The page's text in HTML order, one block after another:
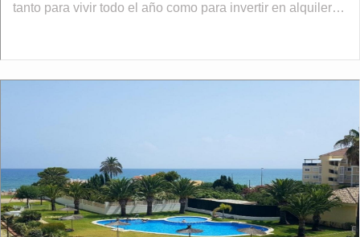
tanto para vivir todo el año como para invertir en alquiler